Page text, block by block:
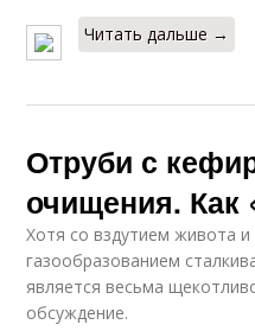
Читать дальше →
Отруби с
очищения. Как
Хотя со вздутием живота
газообразованием
является весьма
обсуждение.